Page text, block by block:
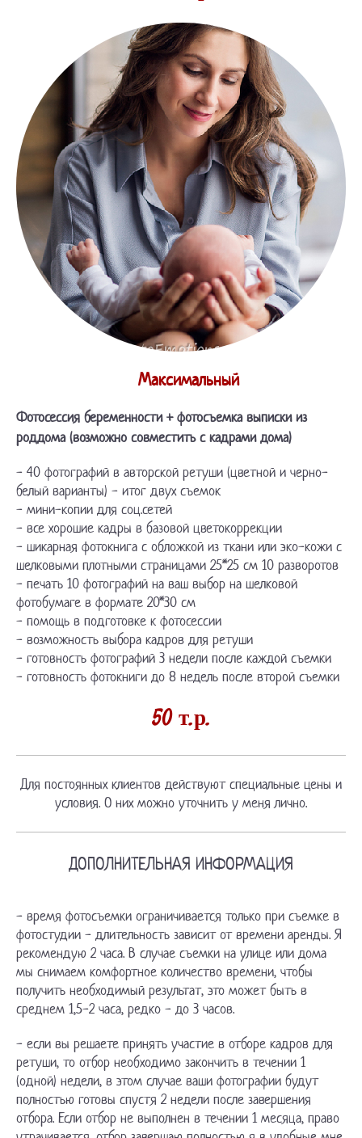
Максимальный
Фотосессия беременности + фотосъемка выписки из
роддома (возможно совместить с кадрами дома)
- 40 фотографий в авторской ретуши (цветной и черно-
белый варианты) - итог двух съемок
- мини-копии для соц.сетей
- все хорошие кадры в базовой цветокоррекции
- шикарная фотокнига с обложкой из ткани или эко-кожи с
шелковыми плотными страницами 25*25 см 10 разворотов
- печать 10 фотографий на ваш выбор на шелковой
фотобумаге в формате 20*30 см
- помощь в подготовке к фотосессии
- возможность выбора кадров для ретуши
- готовность фотографий 3 недели после каждой съемки
- готовность фотокниги до 8 недель после второй съемки
50 т.р.
Для постоянных клиентов действуют специальные цены и
условия. О них можно уточнить у меня лично.
ДОПОЛНИТЕЛЬНАЯ ИНФОРМАЦИЯ
- время фотосъемки ограничивается только при съемке в
фотостудии - длительность зависит от времени аренды. Я
рекомендую 2 часа. В случае съемки на улице или дома
мы снимаем комфортное количество времени, чтобы
получить необходимый результат, это может быть в
среднем 1,5-2 часа, редко - до 3 часов.
- если вы решаете принять участие в отборе кадров для
ретуши, то отбор необходимо закончить в течении 1
(одной) недели, в этом случае ваши фотографии будут
полностью готовы спустя 2 недели после завершения
отбора. Если отбор не выполнен в течении 1 месяца, право